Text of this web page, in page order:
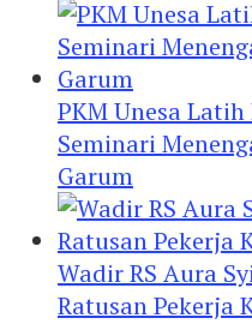
PKM Unesa
Seminari
Garum
Wadir RS Aura
Ratusan Pekerja